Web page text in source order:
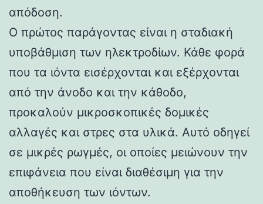
απόδοση.
Ο πρώτος παράγοντας είναι η σταδιακή
υποβάθμιση των ηλεκτροδίων. Κάθε φορά
που τα ιόντα εισέρχονται και εξέρχονται
από την άνοδο και την κάθοδο,
προκαλούν μικροσκοπικές δομικές
αλλαγές και στρες στα υλικά. Αυτό οδηγεί
σε μικρές ρωγμές, οι οποίες μειώνουν την
επιφάνεια που είναι διαθέσιμη για την
αποθήκευση των ιόντων.